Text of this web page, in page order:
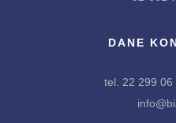
DANE
tel. 22 299 06